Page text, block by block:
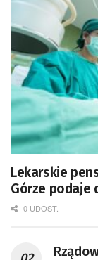
Lekarskie
Górze podaje
0 UDOST.